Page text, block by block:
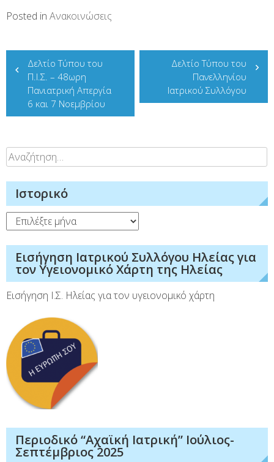
Posted in Ανακοινώσεις
Πλοήγηση
άρθρων
Δελτίο Τύπου του
Π.Ι.Σ. – 48ωρη
Πανιατρική Απεργία
6 και 7 Νοεμβρίου
Δελτίο Τύπου του
Πανελληνίου
Ιατρικού Συλλόγου
Αναζήτηση
για:
Ιστορικό
Ιστορικό
Εισήγηση Ιατρικού Συλλόγου Ηλείας για
τον Υγειονομικό Χάρτη της Ηλείας
Εισήγηση Ι.Σ. Ηλείας για τον υγειονομικό χάρτη
Περιοδικό “Αχαϊκή Ιατρική” Ιούλιος-
Σεπτέμβριος 2025